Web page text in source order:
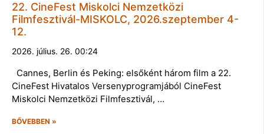
22. CineFest Miskolci Nemzetközi
Filmfesztivál-MISKOLC, 2026.szeptember 4-
12.
2026. július. 26. 00:24
Cannes, Berlin és Peking: elsőként három film a 22.
CineFest Hivatalos Versenyprogramjából CineFest
Miskolci Nemzetközi Filmfesztivál, …
BŐVEBBEN »